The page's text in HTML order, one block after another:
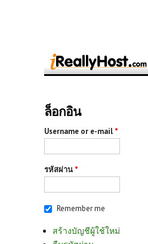
ล็อกอิน
Username or e-mail *
รหัสผ่าน *
Remember me
สร้างบัญชีผู้ใช้ใหม่